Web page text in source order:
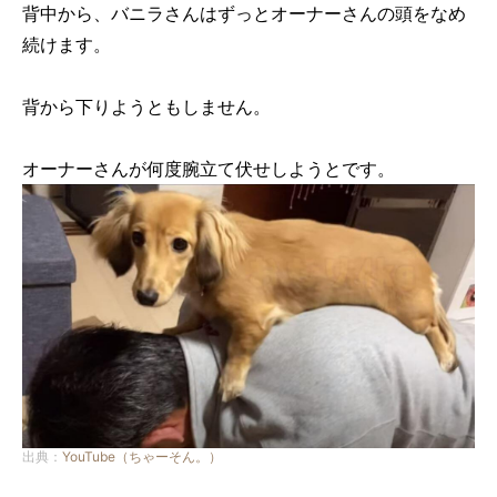
背中から、バニラさんはずっとオーナーさんの頭をなめ
続けます。
背から下りようともしません。
オーナーさんが何度腕立て伏せしようとです。
出典： YouTube（ちゃーそん。）